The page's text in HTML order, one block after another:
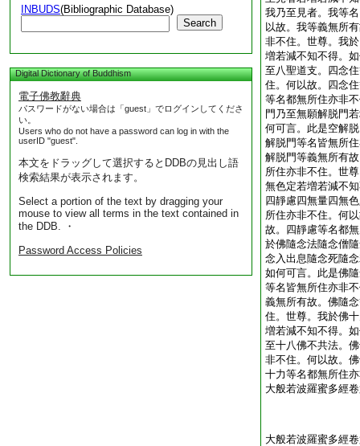
INBUDS(Bibliographic Database)
Search
Digital Dictionary of Buddhism
電子佛教辭典
パスワードがない場合は「guest」でログインしてくださ
い。
Users who do not have a password can log in with the
userID "guest".
本文をドラッグして選択するとDDBの見出し語
検索結果が表示されます。
Select a portion of the text by dragging your
mouse to view all terms in the text contained in
the DDB. ・
Password Access Policies
我乃至見者。我等
以故。我等義無所
非不住。世尊。我
増若減不知不得。
至八聖道支。四念
住。何以故。四念
等名都無所住亦非
門乃至無願解脱門
何可言。此是空解
解脱門等名皆無所
解脱門等義無所有
所住亦非不住。世
無色定若増若減不
四靜慮四無量四無
所住亦非不住。何
故。四靜慮等名都
於佛隨念法隨念僧
念入出息隨念死隨
如何可言。此是佛
等名皆無所住亦非
義無所有故。佛隨
住。世尊。我於佛
増若減不知不得。
至十八佛不共法。
非不住。何以故。
十力等名都無所住
大般若波羅蜜多經
大般若波羅蜜多經